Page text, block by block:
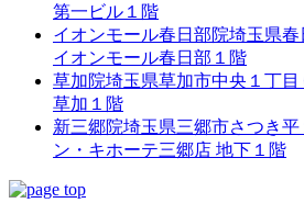
第一ビル１階
イオンモール春日部院埼玉県春
イオンモール春日部１階
草加院埼玉県草加市中央１丁
草加１階
新三郷院埼玉県三郷市さつき
ン・キホーテ三郷店 地下１階